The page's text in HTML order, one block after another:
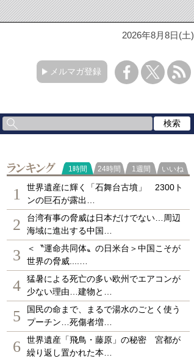
2026年8月8日(土)
メルマガ登録
ランキング
1時間 24時間 1週間 いいね
1
世界遺産に輝く「石舞台古墳」 2300ト
ンの巨石が露出…
2
台湾有事の脅威は日本だけでない…周辺
海域に進出する中国…
3
＜〝運命共同体〟の日米台＞中国こそが
世界の脅威....…
4
猛暑による死亡の多い欧州でエアコンが
少ない理由…建物と…
5
国民の命まで、まるで湯水のごとく使う
プーチン…死傷者増…
6
世界遺産「飛鳥・藤原」の秘密 宮都が
繰り返し置かれた本…